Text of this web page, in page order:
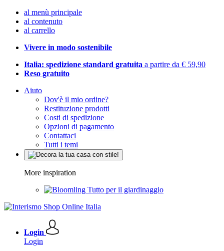
al menù principale
al contenuto
al carrello
Vivere in modo sostenibile
Italia: spedizione standard gratuita a partire da € 59,90
Reso gratuito
Aiuto
Dov'è il mio ordine?
Restituzione prodotti
Costi di spedizione
Opzioni di pagamento
Contattaci
Tutti i temi
More inspiration
Tutto per il giardinaggio
Login
Login